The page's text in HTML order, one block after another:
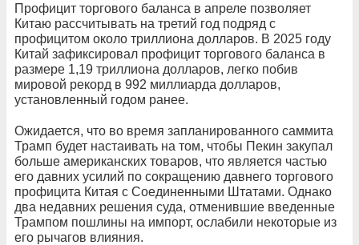
Профицит торгового баланса в апреле позволяет
Китаю рассчитывать на третий год подряд с
профицитом около триллиона долларов. В 2025 году
Китай зафиксировал профицит торгового баланса в
размере 1,19 триллиона долларов, легко побив
мировой рекорд в 992 миллиарда долларов,
установленный годом ранее.
Ожидается, что во время запланированного саммита
Трамп будет настаивать на том, чтобы Пекин закупал
больше американских товаров, что является частью
его давних усилий по сокращению давнего торгового
профицита Китая с Соединенными Штатами. Однако
два недавних решения суда, отменившие введенные
Трампом пошлины на импорт, ослабили некоторые из
его рычагов влияния.